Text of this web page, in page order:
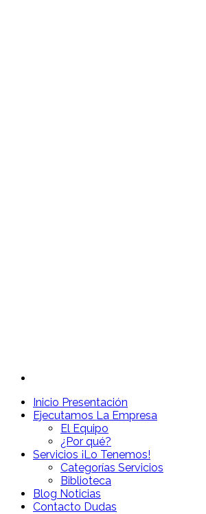
Inicio Presentación
Ejecutamos La Empresa
El Equipo
¿Por qué?
Servicios ¡Lo Tenemos!
Categorías Servicios
Biblioteca
Blog Noticias
Contacto Dudas